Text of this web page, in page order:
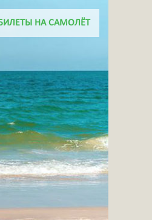
+7 918 656 46 06
НА САМОЛЁТ